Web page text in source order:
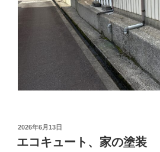
投
稿
日:
2026年6月13日
エコキュート、家の塗装